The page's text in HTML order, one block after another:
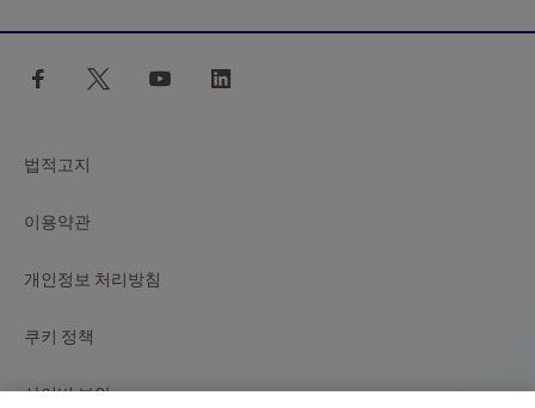
facebook twitter youtube
법적고지
이용약관
개인정보 처리방침
쿠키 정책
사이버 보안